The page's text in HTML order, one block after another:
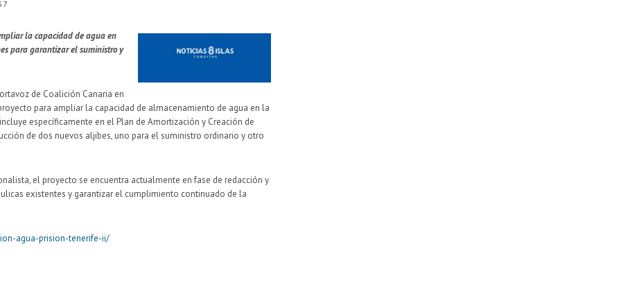
la capacidad de agua en
para garantizar el suministro y
de Coalición Canaria en
para ampliar la capacidad de almacenamiento de agua en la
específicamente en el Plan de Amortización y Creación de
de dos nuevos aljibes, uno para el suministro ordinario y otro
el proyecto se encuentra actualmente en fase de redacción y
existentes y garantizar el cumplimiento continuado de la
agua-prision-tenerife-ii/